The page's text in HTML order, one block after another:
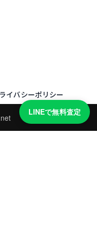
イバシーポリシー
LINEで無料査定